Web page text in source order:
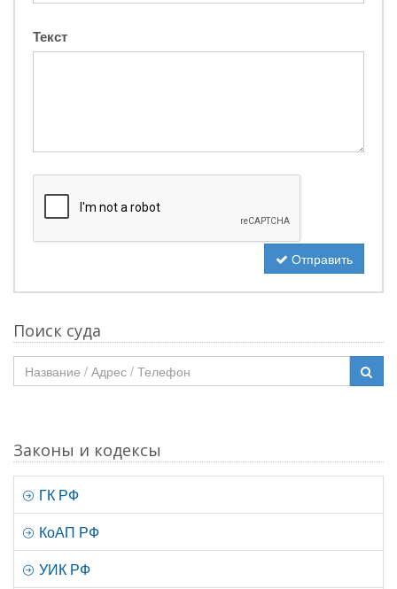
Текст
Отправить
Поиск суда
Законы и кодексы
ГК РФ
КоАП РФ
УИК РФ